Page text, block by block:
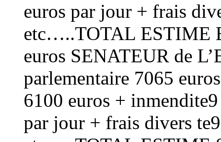
euros par jour + frais
etc…..TOTAL ESTIME
euros SENATEUR de
parlementaire 7065
6100 euros +
par jour + frais divers